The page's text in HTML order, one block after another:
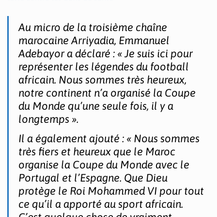
Au micro de la troisième chaîne
marocaine Arriyadia, Emmanuel
Adebayor a déclaré : « Je suis ici pour
représenter les légendes du football
africain. Nous sommes très heureux,
notre continent n’a organisé la Coupe
du Monde qu’une seule fois, il y a
longtemps ».
Il a également ajouté : « Nous sommes
très fiers et heureux que le Maroc
organise la Coupe du Monde avec le
Portugal et l’Espagne. Que Dieu
protège le Roi Mohammed VI pour tout
ce qu’il a apporté au sport africain.